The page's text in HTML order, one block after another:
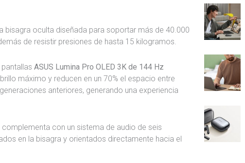
bisagra oculta diseñada para soportar más de 40.000
de resistir presiones de hasta 15 kilogramos.
ASUS Lumina Pro OLED 3K de 144 Hz
máximo y reducen en un 70% el espacio entre
anteriores, generando una experiencia
con un sistema de audio de seis
en la bisagra y orientados directamente hacia el